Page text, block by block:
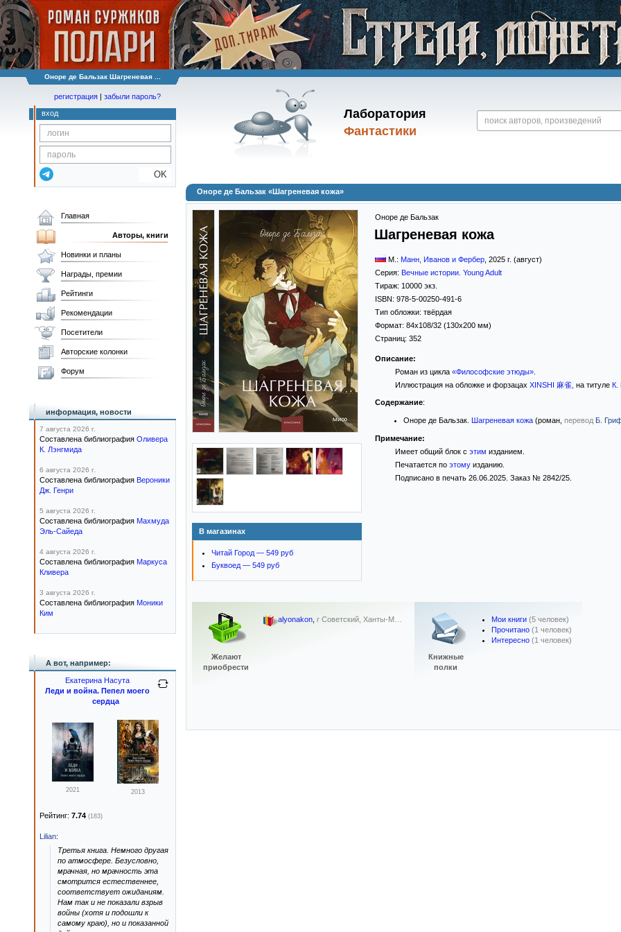
Оноре де Бальзак Шагреневая ...
Лаборатория
Фантастики
регистрация | забыли пароль?
вход
OK
Оноре де Бальзак «Шагреневая кожа»
В магазинах
Читай Город — 549 руб
Буквоед — 549 руб
Оноре де Бальзак
Шагреневая кожа
М.: Манн, Иванов и Фербер 2025 г. (август)
Серия: Вечные истории. Young Adult
Тираж: 10000 экз.
ISBN: 978-5-00250-491-6
Тип обложки: твёрдая
Формат: 84x108/32 (130x200 мм)
Страниц: 352
Описание:
Роман из цикла «Философские этюды».
Иллюстрация на обложке и форзацах XINSHI 麻雀, на титуле К.
Содержание:
Оноре де Бальзак. Шагреневая кожа (роман, перевод Б.
Примечание:
Имеет общий блок с этим изданием.
Печатается по этомуизданию.
Подписано в печать 26.06.2025. Заказ № 2842/25.
Желают
приобрести
alyonakon, г Советский, Ханты-М…
Книжные
полки
Мои книги (5 человек)
Прочитано (1 человек)
Интересно (1 человек)
Главная
Авторы, книги
Новинки и планы
Награды, премии
Рейтинги
Рекомендации
Посетители
Авторские колонки
Форум
информация, новости
7 августа 2026 г.
Составлена библиография Оливера
К. Лэнгмида
6 августа 2026 г.
Составлена библиография Вероники
Дж. Генри
5 августа 2026 г.
Составлена библиография Махмуда
Эль-Сайеда
4 августа 2026 г.
Составлена библиография Маркуса
Кливера
3 августа 2026 г.
Составлена библиография Моники
Ким
А вот, например:
Екатерина Насута
Леди и война. Пепел моего
сердца
2021 2013
Рейтинг: 7.74 (183)
Lilian:
Третья книга. Немного другая
по атмосфере. Безусловно,
мрачная, но мрачность эта
смотрится естественнее,
соответствует ожиданиям.
Нам так и не показали взрыв
войны (хотя и подошли к
самому краю), но и показанной